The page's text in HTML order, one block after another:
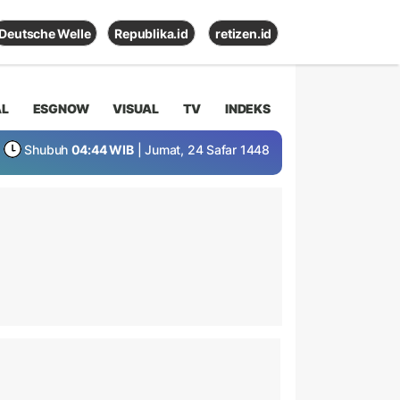
Deutsche Welle Republika.id retizen.id
ESGNOW VISUAL TV INDEKS
Shubuh 04:44 WIB | Jumat, 24 Safar 1448